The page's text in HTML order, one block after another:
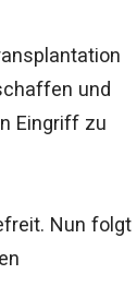
und
Eingriff zu
Nun folgt